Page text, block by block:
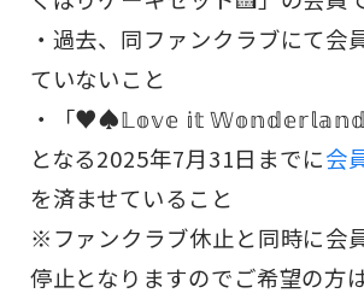
・過去、同ファンクラブにて会
ていないこと
・「♥♠𝕃𝕠𝕧𝕖 𝕚𝕥
となる2025年7月31日までに会
を済ませていること
※ファンクラブ休止と同時に会
停止となりますのでご希望の方